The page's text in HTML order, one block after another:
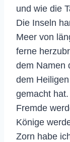
und wie die
Die Inseln
Meer von
ferne
dem Namen
dem
gemacht hat.
Fremde
Könige
Zorn habe